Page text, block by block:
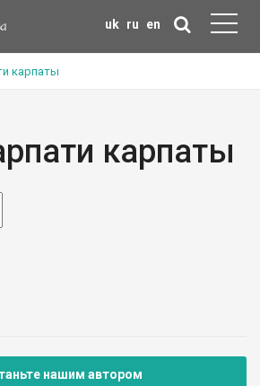
uk ru en
карпаты
карпаты
нашим автором